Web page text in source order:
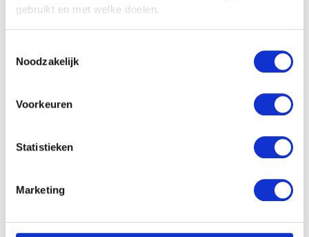
gebruikt en met welke doelen.
Informatie verzamelen over uw geografische
locatie, die tot een paar meter nauwkeurig kan zijn
scannen op specifieke eigenschappen (fingerprinting)
detailgedeeltein.
U kunt uw toestemming op elk moment wijzigen of
We gebruiken cookies om content en advertenties te
personaliseren, om functies voor social media te bieden
Noodzakelijk
Voorkeuren
Statistieken
Marketing